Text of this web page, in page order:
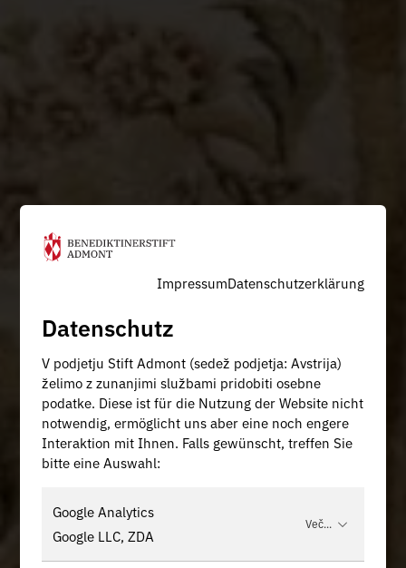
ImpressumDatenschutzerklärung
Datenschutz
V podjetju Stift Admont (sedež podjetja: Avstrija)
želimo z zunanjimi službami pridobiti osebne
podatke. Diese ist für die Nutzung der Website nicht
notwendig, ermöglicht uns aber eine noch engere
Interaktion mit Ihnen. Falls gewünscht, treffen Sie
bitte eine Auswahl:
Google Analytics
Google LLC, ZDA
Več...